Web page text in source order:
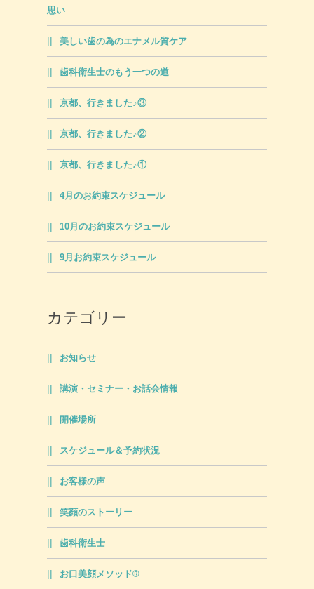
思い
美しい歯の為のエナメル質ケア
歯科衛生士のもう一つの道
京都、行きました♪③
京都、行きました♪②
京都、行きました♪①
4月のお約束スケジュール
10月のお約束スケジュール
9月お約束スケジュール
カテゴリー
お知らせ
講演・セミナー・お話会情報
開催場所
スケジュール＆予約状況
お客様の声
笑顔のストーリー
歯科衛生士
お口美顔メソッド®